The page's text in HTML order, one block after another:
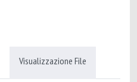
Visualizzazione File